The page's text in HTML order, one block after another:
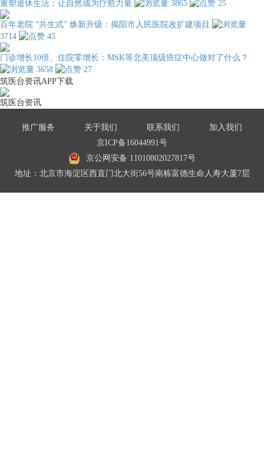
重塑退休生活：让自然成为疗愈力量 3865 25
百年老院 “共生式” 焕新升级：揭阳市人民医院改扩建项目
3714
45
门诊增长10倍、住院零增长：MSK等北美顶级癌症中心做对了什么？
3658
27
筑医台资讯APP下载
筑医台资讯
推广服务 关于我们 联系我们
加入我们
京ICP备16044991号
京公网安备 11010802027817号
地址：北京市海淀区西直门北大街56号南栋富德生命人寿大厦7层